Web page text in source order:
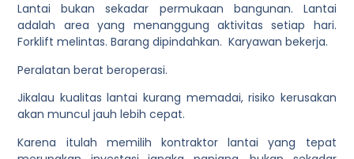
Lantai bukan sekadar permukaan bangunan. Lantai
adalah area yang menanggung aktivitas setiap hari.
Forklift melintas. Barang dipindahkan. Karyawan bekerja.
Peralatan berat beroperasi.
Jikalau kualitas lantai kurang memadai, risiko kerusakan
akan muncul jauh lebih cepat.
Karena itulah memilih kontraktor lantai yang tepat